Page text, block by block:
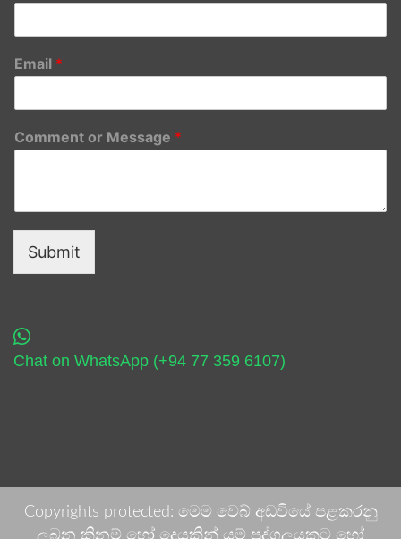
Email *
Comment or Message *
Submit
Chat on WhatsApp (+94 77 359 6107)
Copyrights protected: මෙම වෙබ් අඩවියේ පළකරනු
ලබන කිනම් හෝ දෙයකින් යම් පුද්ගලයකුට හෝ